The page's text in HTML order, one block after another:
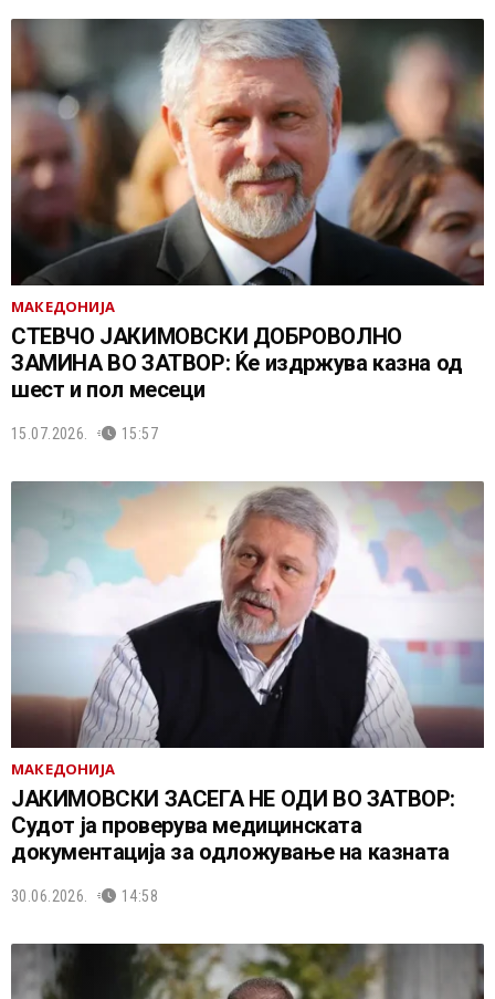
МАКЕДОНИЈА
СТЕВЧО ЈАКИМОВСКИ ДОБРОВОЛНО
ЗАМИНА ВО ЗАТВОР: Ќе издржува казна од
шест и пол месеци
15.07.2026. 15:57
МАКЕДОНИЈА
ЈАКИМОВСКИ ЗАСЕГА НЕ ОДИ ВО ЗАТВОР:
Судот ја проверува медицинската
документација за одложување на казната
30.06.2026. 14:58